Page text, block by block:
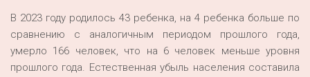
В 2023 году родилось 43 ребенка, на 4 ребенка больше по
сравнению с аналогичным периодом прошлого года,
умерло 166 человек, что на 6 человек меньше уровня
прошлого года. Естественная убыль населения составила